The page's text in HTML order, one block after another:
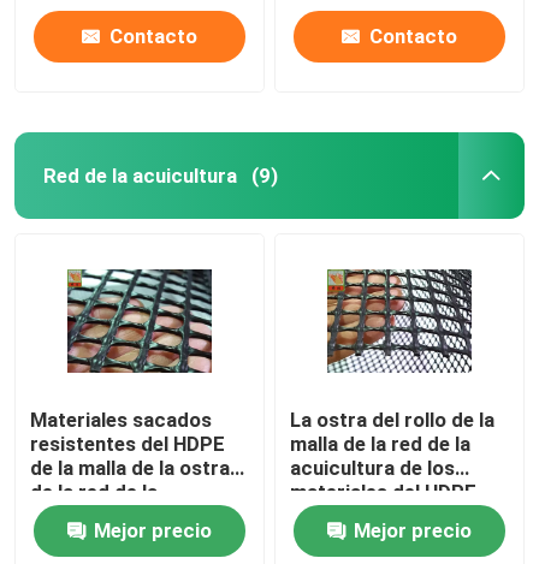
Contacto Contacto
Red de la acuicultura (9)
Materiales sacados
resistentes del HDPE
de la malla de la ostra
de la red de la
acuicultura el 1m los x
25m
Mejor precio
La ostra del rollo de la
malla de la red de la
acuicultura de los
materiales del HDPE
pesca 600g/Sqm
Mejor precio